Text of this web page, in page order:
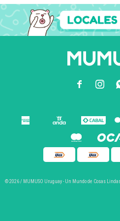
 
© 2026 / MUMUSO Uruguay - Un Mundo de Cosas